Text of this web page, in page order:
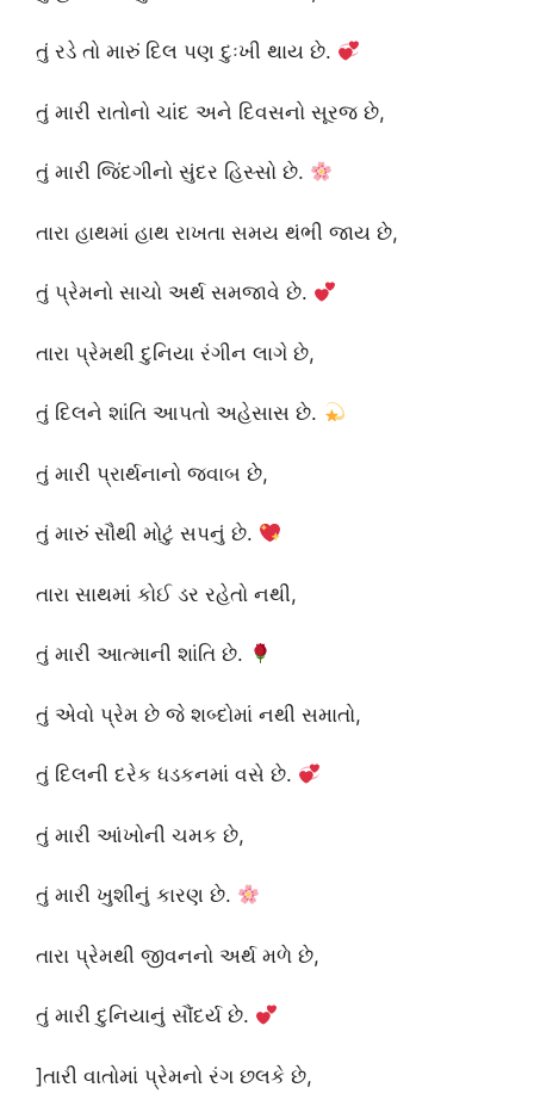
તું રડે તો મારું દિલ પણ દુઃખી થાય છે.
તું મારી રાતોનો ચાંદ અને દિવસનો સૂરજ છે,
તું મારી જિંદગીનો સુંદર હિસ્સો છે.
તારા હાથમાં હાથ રાખતા સમય થંભી જાય છે,
તું પ્રેમનો સાચો અર્થ સમજાવે છે.
તારા પ્રેમથી દુનિયા રંગીન લાગે છે,
તું દિલને શાંતિ આપતો અહેસાસ છે.
તું મારી પ્રાર્થનાનો જવાબ છે,
તું મારું સૌથી મોટું સપનું છે.
તારા સાથમાં કોઈ ડર રહેતો નથી,
તું મારી આત્માની શાંતિ છે.
તું એવો પ્રેમ છે જે શબ્દોમાં નથી સમાતો,
તું દિલની દરેક ધડકનમાં વસે છે.
તું મારી આંખોની ચમક છે,
તું મારી ખુશીનું કારણ છે.
તારા પ્રેમથી જીવનનો અર્થ મળે છે,
તું મારી દુનિયાનું સૌંદર્ય છે.
]તારી વાતોમાં પ્રેમનો રંગ છલકે છે,